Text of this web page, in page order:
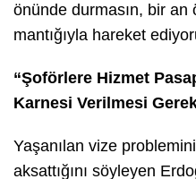
önünde durmasın, bir an
mantığıyla hareket
“Şoförlere Hizmet
Karnesi Verilmesi
Yaşanılan vize
aksattığını söyleyen